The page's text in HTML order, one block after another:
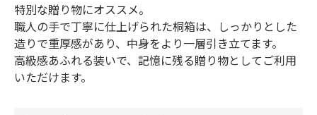
特別な贈り物にオススメ。
職人の手で丁寧に仕上げられた桐箱は、しっかりとした
造りで重厚感があり、中身をより一層引き立てます。
高級感あふれる装いで、記憶に残る贈り物としてご利用
いただけます。